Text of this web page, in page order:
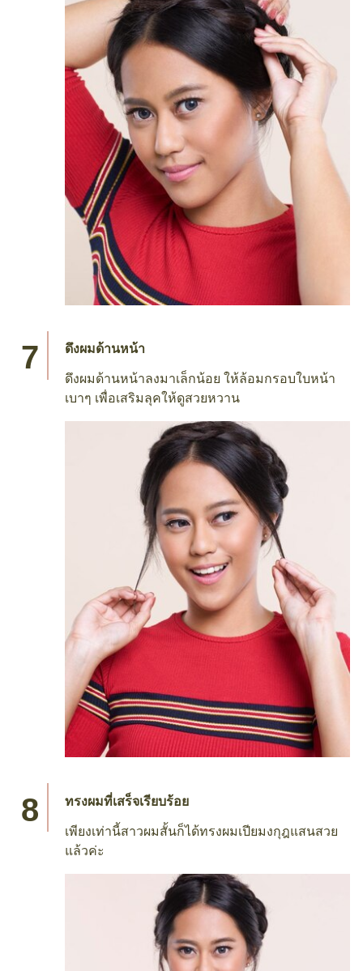
ดึงผมด้านหน้า
ดึงผมด้านหน้าลงมาเล็กน้อย ให้ล้อมกรอบใบหน้า
เบาๆ เพื่อเสริมลุคให้ดูสวยหวาน
ทรงผมที่เสร็จเรียบร้อย
เพียงเท่านี้สาวผมสั้นก็ได้ทรงผมเปียมงกุฎแสนสวย
แล้วค่ะ